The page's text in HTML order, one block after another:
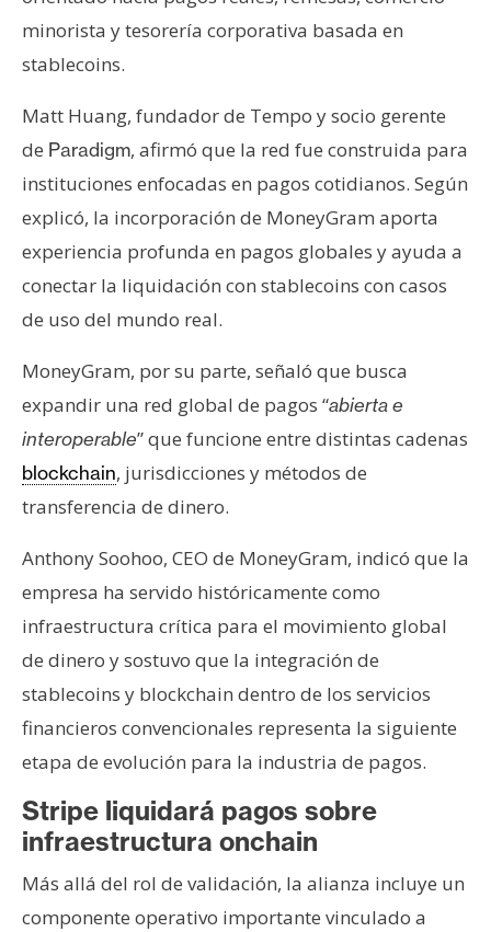
minorista y tesorería corporativa basada en
stablecoins.
Matt Huang, fundador de Tempo y socio gerente
de Paradigm, afirmó que la red fue construida para
instituciones enfocadas en pagos cotidianos. Según
explicó, la incorporación de MoneyGram aporta
experiencia profunda en pagos globales y ayuda a
conectar la liquidación con stablecoins con casos
de uso del mundo real.
MoneyGram, por su parte, señaló que busca
expandir una red global de pagos “abierta e
interoperable” que funcione entre distintas cadenas
blockchain, jurisdicciones y métodos de
transferencia de dinero.
Anthony Soohoo, CEO de MoneyGram, indicó que la
empresa ha servido históricamente como
infraestructura crítica para el movimiento global
de dinero y sostuvo que la integración de
stablecoins y blockchain dentro de los servicios
financieros convencionales representa la siguiente
etapa de evolución para la industria de pagos.
Stripe liquidará pagos sobre
infraestructura onchain
Más allá del rol de validación, la alianza incluye un
componente operativo importante vinculado a